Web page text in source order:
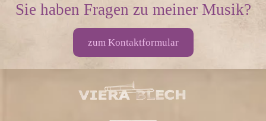
Sie haben Fragen zu meiner Musik?
zum Kontaktformular